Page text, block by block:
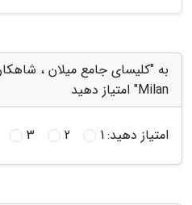
به "کلیسای جامع میلان ،
Milan" امتیاز دهید
امتیاز دهید:1
2
3